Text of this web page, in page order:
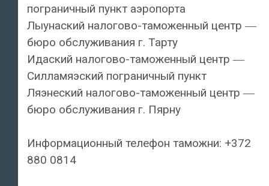
пограничный пункт аэропорта
Лыунаский налогово-таможенный центр ―
бюро обслуживания г. Тарту
Идаский налогово-таможенный центр ―
Силламяэский пограничный пункт
Ляэнеский налогово-таможенный центр ―
бюро обслуживания г. Пярну
Информационный телефон таможни: +372
880 0814